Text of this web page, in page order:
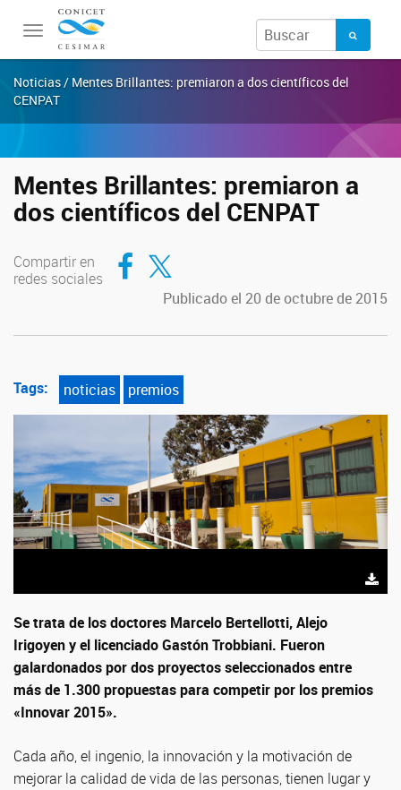
Toggle
navigation
Noticias / Mentes Brillantes: premiaron a dos científicos del
CENPAT
Mentes Brillantes: premiaron a
dos científicos del CENPAT
Compartir en
redes sociales
Compartir en Facebook
Compartir en Twitter
Publicado el 20 de octubre de 2015
Tags: noticias premios
Se trata de los doctores Marcelo Bertellotti, Alejo
Irigoyen y el licenciado Gastón Trobbiani. Fueron
galardonados por dos proyectos seleccionados entre
más de 1.300 propuestas para competir por los premios
«Innovar 2015».
Cada año, el ingenio, la innovación y la motivación de
mejorar la calidad de vida de las personas, tienen lugar y